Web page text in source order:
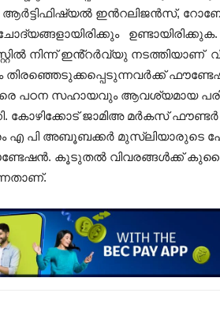
ഇൻറലിജൻസ്,
നിന്ന് ഇൻ്റർവ്യു നടത്തിയാണ്
പഠന സഹായവും ആവശ്യമായ
കോഴിക്കോട് ജാമിഅ മർകസ്
എ പി അബൂബക്കർ മുസ്ലിയാരുടെ
കൂടുതൽ വിവരങ്ങൾക്ക്